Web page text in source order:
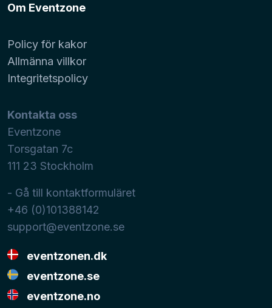
Om Eventzone
Policy för kakor
Allmänna villkor
Integritetspolicy
Kontakta oss
Eventzone
Torsgatan 7c
111 23 Stockholm
- Gå till kontaktformuläret
+46 (0)101388142
support@eventzone.se
eventzonen.dk
eventzone.se
eventzone.no